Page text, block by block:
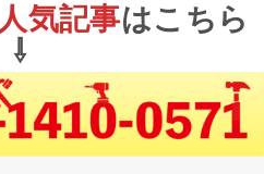
人気記事はこちら
⇩